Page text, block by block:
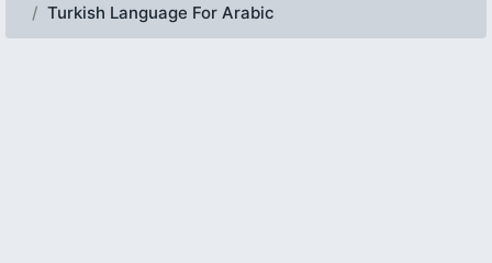
Turkish Language For Arabic